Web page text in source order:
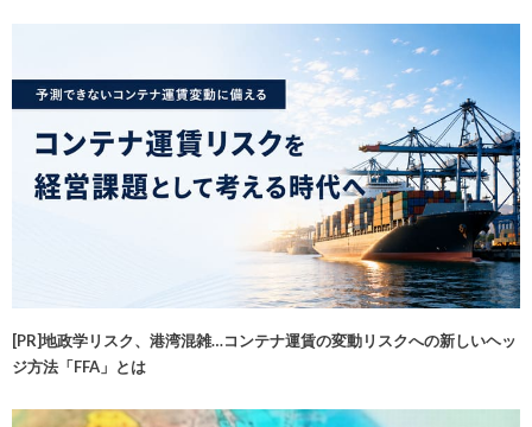
[PR]地政学リスク、港湾混雑…コンテナ運賃の変動リスクへの新しいヘッ
ジ方法「FFA」とは